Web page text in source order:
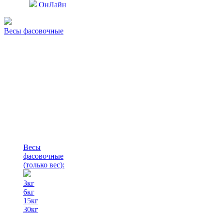
ОнЛайн
Весы фасовочные
Весы
фасовочные
(только вес):
3кг
6кг
15кг
30кг